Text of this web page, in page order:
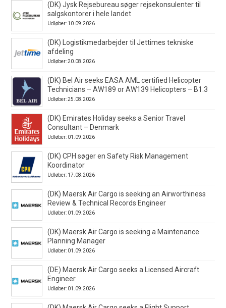
(DK) Jysk Rejsebureau søger rejsekonsulenter til
salgskontorer i hele landet
Udløber: 10.09.2026
(DK) Logistikmedarbejder til Jettimes tekniske
afdeling
Udløber: 20.08.2026
(DK) Bel Air seeks EASA AML certified Helicopter
Technicians – AW189 or AW139 Helicopters – B1.3
Udløber: 25.08.2026
(DK) Emirates Holiday seeks a Senior Travel
Consultant – Denmark
Udløber: 01.09.2026
(DK) CPH søger en Safety Risk Management
Koordinator
Udløber: 17.08.2026
(DK) Maersk Air Cargo is seeking an Airworthiness
Review & Technical Records Engineer
Udløber: 01.09.2026
(DK) Maersk Air Cargo is seeking a Maintenance
Planning Manager
Udløber: 01.09.2026
(DE) Maersk Air Cargo seeks a Licensed Aircraft
Engineer
Udløber: 01.09.2026